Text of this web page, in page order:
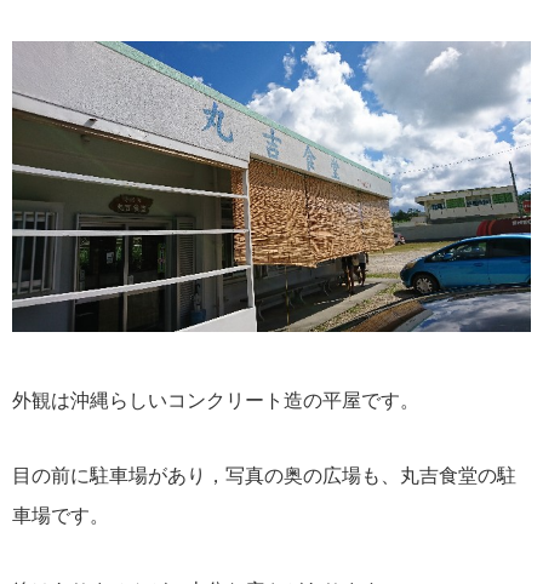
外観は沖縄らしいコンクリート造の平屋です。
目の前に駐車場があり，写真の奥の広場も、丸吉食堂の駐
車場です。